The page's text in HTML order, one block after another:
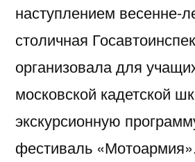
наступлением весенне-
столичная
организовала для
московской кадетской
экскурсионную
фестиваль